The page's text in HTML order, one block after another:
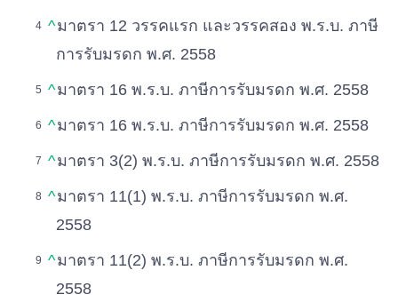
^มาตรา 12 วรรคแรก และวรรคสอง พ.ร.บ. ภาษี
การรับมรดก พ.ศ. 2558
^มาตรา 16 พ.ร.บ. ภาษีการรับมรดก พ.ศ. 2558
^มาตรา 16 พ.ร.บ. ภาษีการรับมรดก พ.ศ. 2558
^มาตรา 3(2) พ.ร.บ. ภาษีการรับมรดก พ.ศ. 2558
^มาตรา 11(1) พ.ร.บ. ภาษีการรับมรดก พ.ศ.
2558
^มาตรา 11(2) พ.ร.บ. ภาษีการรับมรดก พ.ศ.
2558